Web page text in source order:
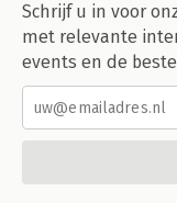
Schrijf u in voor
met relevante
events en de